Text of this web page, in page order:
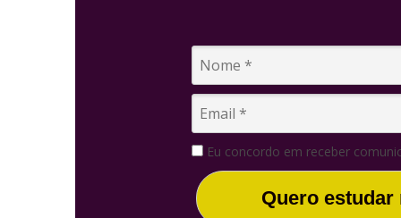
Eu concordo em receber
Quero estudar